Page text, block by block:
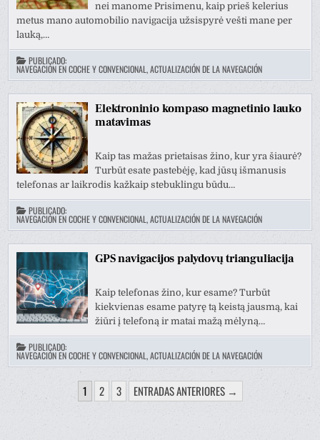
nei manome Prisimenu, kaip prieš kelerius
metus mano automobilio navigacija užsispyrė vešti mane per
lauką,…
PUBLICADO:
NAVEGACIÓN EN COCHE Y CONVENCIONAL, ACTUALIZACIÓN DE LA NAVEGACIÓN
Elektroninio kompaso magnetinio lauko
matavimas
Kaip tas mažas prietaisas žino, kur yra šiaurė?
Turbūt esate pastebėję, kad jūsų išmanusis
telefonas ar laikrodis kažkaip stebuklingu būdu…
PUBLICADO:
NAVEGACIÓN EN COCHE Y CONVENCIONAL, ACTUALIZACIÓN DE LA NAVEGACIÓN
GPS navigacijos palydovų trianguliacija
Kaip telefonas žino, kur esame? Turbūt
kiekvienas esame patyrę tą keistą jausmą, kai
žiūri į telefoną ir matai mažą mėlyną…
PUBLICADO:
NAVEGACIÓN EN COCHE Y CONVENCIONAL, ACTUALIZACIÓN DE LA NAVEGACIÓN
PAGINACIÓN
1 2 3 ENTRADAS ANTERIORES →